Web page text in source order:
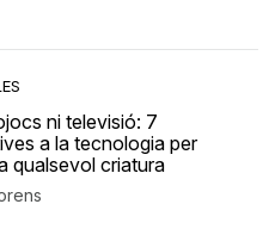
ni televisió: 7
a la tecnologia per
qualsevol criatura